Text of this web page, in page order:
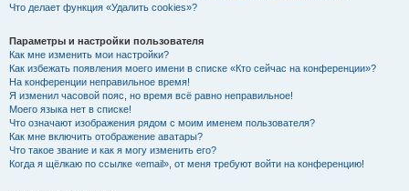
Что делает функция «Удалить cookies»?
Параметры и настройки пользователя
Как мне изменить мои настройки?
Как избежать появления моего имени в списке «Кто сейчас на конференции»?
На конференции неправильное время!
Я изменил часовой пояс, но время всё равно неправильное!
Моего языка нет в списке!
Что означают изображения рядом с моим именем пользователя?
Как мне включить отображение аватары?
Что такое звание и как я могу изменить его?
Когда я щёлкаю по ссылке «email», от меня требуют войти на конференцию!